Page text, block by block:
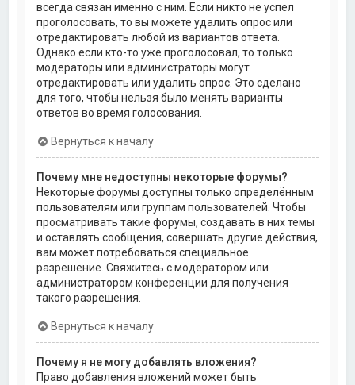
всегда связан именно с ним. Если никто не успел
проголосовать, то вы можете удалить опрос или
отредактировать любой из вариантов ответа.
Однако если кто-то уже проголосовал, то только
модераторы или администраторы могут
отредактировать или удалить опрос. Это сделано
для того, чтобы нельзя было менять варианты
ответов во время голосования.
Вернуться к началу
Почему мне недоступны некоторые форумы?
Некоторые форумы доступны только определённым
пользователям или группам пользователей. Чтобы
просматривать такие форумы, создавать в них темы
и оставлять сообщения, совершать другие действия,
вам может потребоваться специальное
разрешение. Свяжитесь с модератором или
администратором конференции для получения
такого разрешения.
Вернуться к началу
Почему я не могу добавлять вложения?
Право добавления вложений может быть